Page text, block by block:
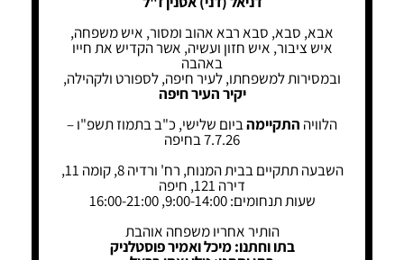
אבא, סבא, סבא רבא אהוב ומסור, איש משפחה,
איש ציבור, איש חזון ועשיה, אשר הקדיש את חייו
באהבה
ובמסירות למשפחתו, לעיר חיפה, לספורט ולקהילה,
יקיר העיר חיפה
הלוויה התקיימהביום שלישי, כ"ב בתמוז תשפ"ו –
7.7.26 בחיפה
השבעה תתקיים בבית המנוח, רח' ורדיה 8, קומה 11,
דירה 121, חיפה
שעות תנחומים: 9:00-14:00, 16:00-21:00
הותיר אחריו משפחה אוהבת
בתו וחתנו: מיכל ואמיר פוסטלניק